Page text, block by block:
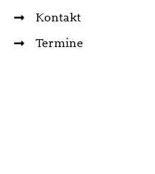
Kontakt
Termine